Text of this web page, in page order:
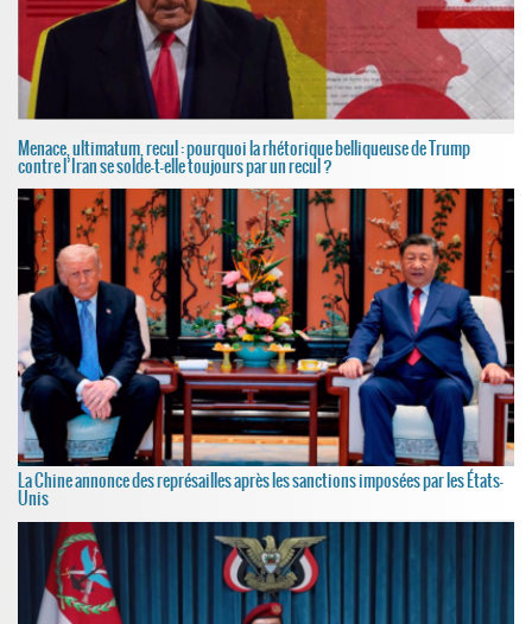
Menace, ultimatum, recul : pourquoi la rhétorique belliqueuse de Trump
contre l’Iran se solde-t-elle toujours par un recul ?
La Chine annonce des représailles après les sanctions imposées par les États-
Unis